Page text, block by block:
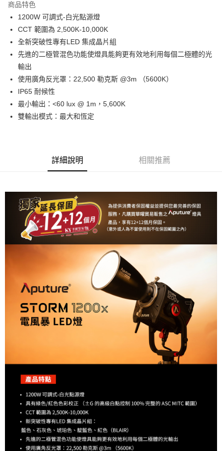
合作金庫商業銀行
華南商業銀行
上海商業儲蓄銀行
國泰世華商業銀行
臺灣中小企業銀行
台中商業銀行
匯豐（台灣）商業銀行
聯邦商業銀行
元大商業銀行
永豐商業銀行
玉山商業銀行
台新國際商業銀行
中國信託商業銀行
台灣樂天信用卡公司
6 期 0 利率 每期
華南商業銀行
上海商業儲蓄銀行
國泰世華商業銀行
兆豐國際商業銀行
臺灣中小企業銀行
匯豐（台灣）商業銀行
華泰商業銀行
聯邦商業銀行
元大商業銀行
玉山商業銀行
星展（台灣）商業銀行
台新國際商業銀行
12 期 0 利率 每期NT$8,866
合作金庫商業銀行
上海商業儲蓄銀行
台北富邦商業銀行
國泰世華商業銀行
臺灣中小企業銀行
台中商業銀行
匯豐（台灣）商業銀行
聯邦商業銀行
遠東國際商業銀行
元大商業銀行
玉山商業銀行
LINE Pay
Apple Pay
街口支付
悠遊付
Google Pay
AFTEE先享後付
【關於「AFTEE先享後付」】
AFTEE先享後付是「在收到商品之後才付款」的支付方式。 讓您購物簡單
便利好安心！
１．簡單：不需註冊會員、不需綁卡、不需儲值。
２．便利：只要手機號碼，簡訊認證，即可結帳。
３．安心：先確認商品／服務後，再付款。
【「AFTEE先享後付」結帳流程】
１．於結帳方式選擇「AFTEE先享後付」後，將跳轉至「AFTEE先享後付」
結帳頁面，進行簡訊認證並確認金額後，即可完成結帳。
２．訂單成立數日內，您將收到繳費通知簡訊。
３．收到繳費通知簡訊後14天內，點擊此簡訊中的連結，可透過四大超商／
ATM／網路銀行／等多元方式進行付款，方視為交易完成。
※ 請注意：結帳手續完成當下不需立刻繳費，但若您需要取消訂單，請聯絡
購買商品的店家。未經商家同意取消之訂單仍視為有效，需透過AFTEE先享
後付繳納相關費用。
※ 交易是否成功請以「AFTEE先享後付 」之結帳頁面顯示為準，若有關於
是否繳費成功／繳費後需取消欲退款等相關疑問，請聯繫「AFTEE先享後付
https://netprotections.freshdesk.com/support/home
１．透過由恩沛科技股份有限公司提供之「AFTEE先享後付」服務完成之交
權轉讓予恩沛科技股份有限公司。
２．關於個人資料處理事宜，請瀏覽以下網址：
https://aftee.tw/terms/#terms3
３．未成年的使用者請事先徵得法定代理人或監護人之同意方可使用
「AFTEE先享後付」，若未經同意申辦者引起之損失，本公司不負相關責
ATM付款
運送方式
每筆NT$75，滿NT$399(含以上)免運費
免運費
商品特色
1200W 可調式-白光點源燈
CCT 範圍為 2,500K-10,000K
全新突破性專有LED 集成晶片組
先進的二極管混色功能使燈具能夠更有效地利用每個二極體的光
輸出
使用廣角反光罩：22,500 勒克斯 @3m （5600K）
IP65 耐候性
最小輸出：<60 lux @ 1m，5,600K
雙輸出模式：最大和恆定
詳細說明 相關推薦